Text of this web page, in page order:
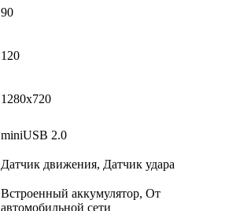
90
120
1280x720
miniUSB 2.0
Датчик движения, Датчик удара
Встроенный аккумулятор, От
автомобильной сети